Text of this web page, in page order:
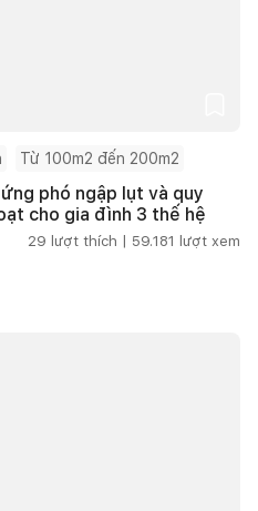
Từ 100m2 đến 200m2
phó ngập lụt và quy
cho gia đình 3 thế hệ
29 lượt thích | 59.181 lượt xem